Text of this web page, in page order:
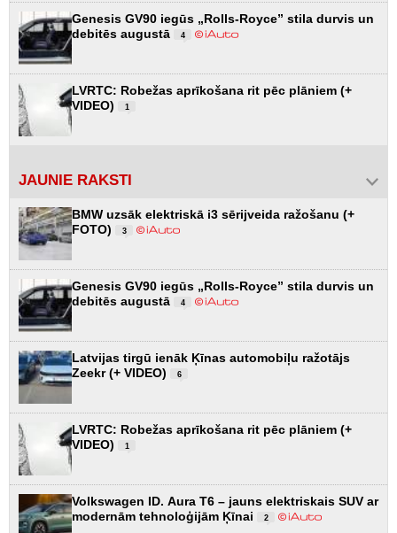
Genesis GV90 iegūs „Rolls-Royce” stila durvis un
debitēs augustā
4
LVRTC: Robežas aprīkošana rit pēc plāniem (+
VIDEO)
1
JAUNIE RAKSTI
BMW uzsāk elektriskā i3 sērijveida ražošanu (+
FOTO)
3
Genesis GV90 iegūs „Rolls-Royce” stila durvis un
debitēs augustā
4
Latvijas tirgū ienāk Ķīnas automobiļu ražotājs
Zeekr (+ VIDEO)
6
LVRTC: Robežas aprīkošana rit pēc plāniem (+
VIDEO)
1
Volkswagen ID. Aura T6 – jauns elektriskais SUV ar
modernām tehnoloģijām Ķīnai
2